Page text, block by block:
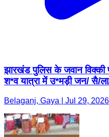
झारखंड पुलिस के जवान विक्की
श*व यात्रा में उ*मड़ी जन/ सै/
Belaganj, Gaya | Jul 29, 2026